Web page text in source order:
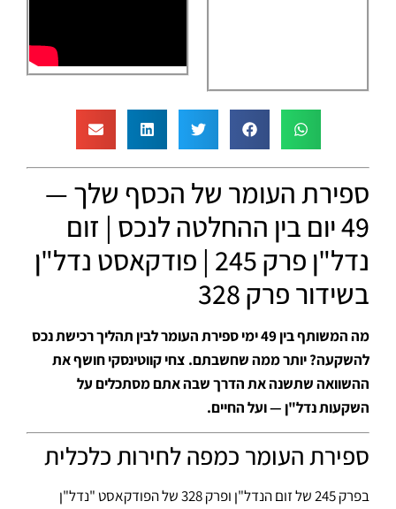
ספירת העומר של הכסף שלך —
49 יום בין ההחלטה לנכס | זום
נדל"ן פרק 245 | פודקאסט נדל"ן
בשידור פרק 328
מה המשותף בין 49 ימי ספירת העומר לבין תהליך רכישת נכס
להשקעה? יותר ממה שחשבתם. צחי קווטינסקי חושף את
ההשוואה שתשנה את הדרך שבה אתם מסתכלים על
השקעות נדל"ן — ועל החיים.
ספירת העומר כמפה לחירות כלכלית
בפרק 245 של זום הנדל"ן ופרק 328 של הפודקאסט "נדל"ן